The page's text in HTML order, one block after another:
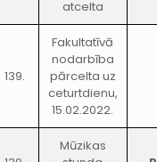
atcelta
139.
Fakultatīvā
nodarbība
pārcelta uz
ceturtdienu,
15.02.2022.
Mūzikas